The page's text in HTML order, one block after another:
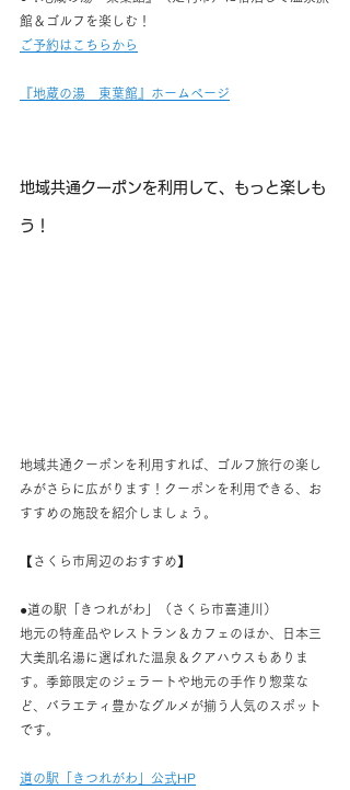
館＆ゴルフを楽しむ！
ご予約はこちらから
『地蔵の湯　東葉館』ホームページ
地域共通クーポンを利用して、もっと楽しも
う！
地域共通クーポンを利用すれば、ゴルフ旅行の楽し
みがさらに広がります！クーポンを利用できる、お
すすめの施設を紹介しましょう。
【さくら市周辺のおすすめ】
●道の駅「きつれがわ」（さくら市喜連川）
地元の特産品やレストラン＆カフェのほか、日本三
大美肌名湯に選ばれた温泉＆クアハウスもありま
す。季節限定のジェラートや地元の手作り惣菜な
ど、バラエティ豊かなグルメが揃う人気のスポット
です。
道の駅「きつれがわ」公式HP